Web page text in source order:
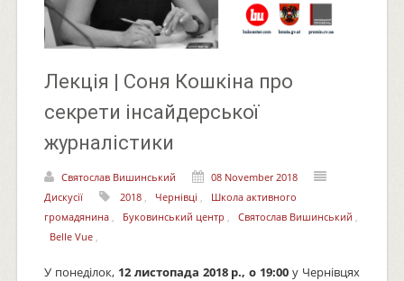
Лекція | Соня Кошкіна про
секрети інсайдерської
журналістики
Святослав Вишинський
08 November 2018
Дискусії
2018, Чернівці
Школа активного
громадянина, Буковинський центр Святослав Вишинський
Belle Vue,
У понеділок, 12 листопада 2018 р., о 19:00 у Чернівцях